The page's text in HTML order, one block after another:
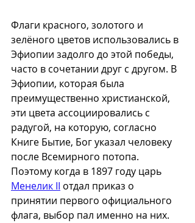
Флаги красного, золотого и
зелёного цветов использовались в
Эфиопии задолго до этой победы,
часто в сочетании друг с другом. В
Эфиопии, которая была
преимущественно христианской,
эти цвета ассоциировались с
радугой, на которую, согласно
Книге Бытие, Бог указал человеку
после Всемирного потопа.
Поэтому когда в 1897 году царь
Менелик II отдал приказ о
принятии первого официального
флага, выбор пал именно на них.